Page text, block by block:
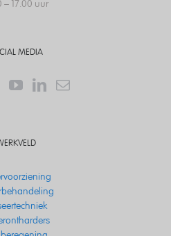
– 17.00 uur
MEDIA